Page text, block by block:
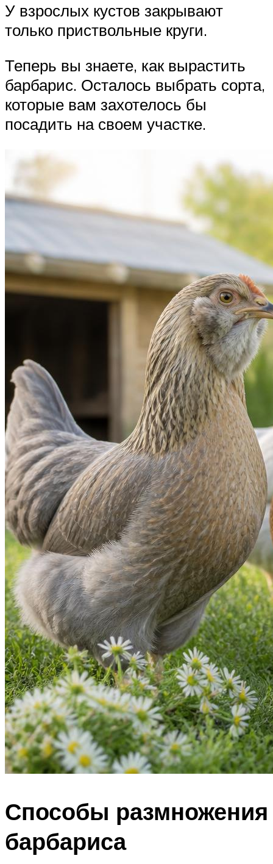
У взрослых кустов закрывают
только приствольные круги.
Теперь вы знаете, как вырастить
барбарис. Осталось выбрать сорта,
которые вам захотелось бы
посадить на своем участке.
Способы размножения
барбариса